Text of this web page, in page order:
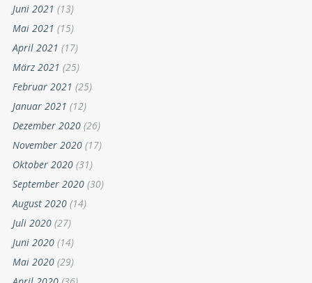
Juni 2021 (13)
Mai 2021 (15)
April 2021 (17)
März 2021 (25)
Februar 2021 (25)
Januar 2021 (12)
Dezember 2020 (26)
November 2020 (17)
Oktober 2020 (31)
September 2020 (30)
August 2020 (14)
Juli 2020 (27)
Juni 2020 (14)
Mai 2020 (29)